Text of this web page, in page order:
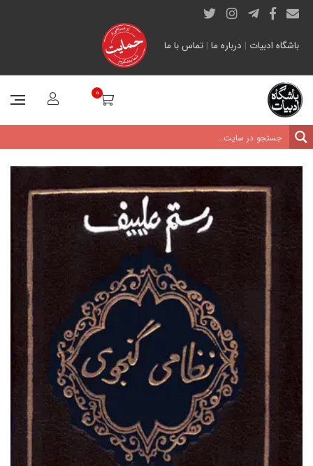
باشگاه ادبیات | درباره ما | تماس با ما
0